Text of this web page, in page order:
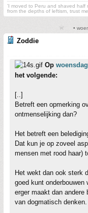
'I moved to Peru and shaved half
from the depths of leftism, trust
•
Zoddie
Op
het volgende:
[..]
Betreft een opmerking
ontmenselijking dan?
Het betreft een
Dat kun je op zoveel
mensen met rood haar)
Het wekt dan ook sterk
goed kunt
erger maakt dan andere
van dogmatisch denken.